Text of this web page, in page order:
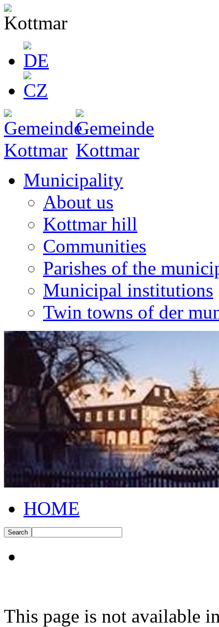
Municipality
About us
Kottmar hill
Communities
Parishes of the
Municipal institutions
Twin towns of der
HOME
This page is not available